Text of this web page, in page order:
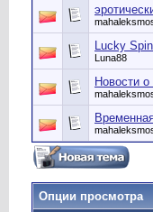
Lucky
Luna88
Новости
Опции просмотра